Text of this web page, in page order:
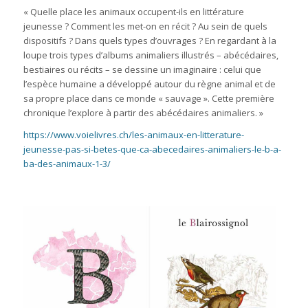
« Quelle place les animaux occupent-ils en littérature
jeunesse ? Comment les met-on en récit ? Au sein de quels
dispositifs ? Dans quels types d’ouvrages ? En regardant à la
loupe trois types d’albums animaliers illustrés – abécédaires,
bestiaires ou récits – se dessine un imaginaire : celui que
l’espèce humaine a développé autour du règne animal et de
sa propre place dans ce monde « sauvage ». Cette première
chronique l’explore à partir des abécédaires animaliers. »
https://www.voielivres.ch/les-animaux-en-litterature-
jeunesse-pas-si-betes-que-ca-abecedaires-animaliers-le-b-a-
ba-des-animaux-1-3/